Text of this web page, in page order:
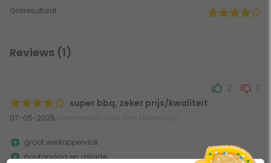
Grillresultaat
Reviews (1)
super bbq, zeker prijs/kwaliteit
07-05-2025
2 0
groot werkoppervlak
houtopslag en aslade